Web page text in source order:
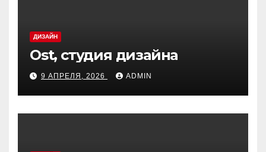
ДИЗАЙН
Ost, студия дизайна
9 АПРЕЛЯ, 2026 ADMIN